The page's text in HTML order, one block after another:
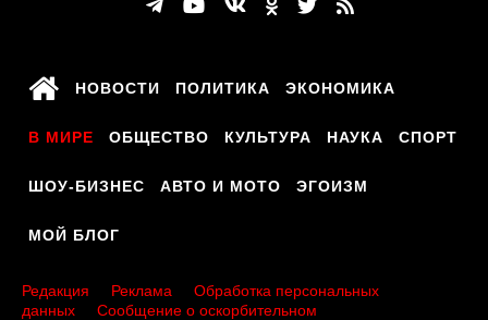
НОВОСТИ ПОЛИТИКА ЭКОНОМИКА
В МИРЕ ОБЩЕСТВО КУЛЬТУРА НАУКА СПОРТ
ШОУ-БИЗНЕС АВТО И МОТО ЭГОИЗМ
МОЙ БЛОГ
Редакция Реклама
Обработка персональных
данных
Сообщение о оскорбительном